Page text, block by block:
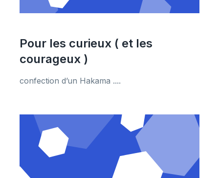
Pour les curieux ( et les
courageux )
confection d’un Hakama ....